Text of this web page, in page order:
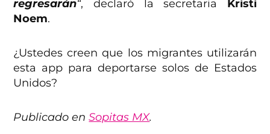
regresarán“, declaró la secretaria
Kristi
Noem.
¿Ustedes creen que los migrantes utilizarán
esta app para deportarse solos de Estados
Unidos?
Publicado enSopitas MX.